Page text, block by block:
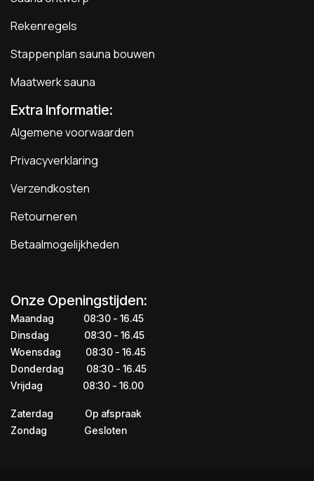
Rekenregels
Stappenplan sauna bouwen
Maatwerk sauna
Extra Informatie:
Algemene voorwaarden
Privacyverklaring
Verzendkosten
Retourneren
Betaalmogelijkheden
Onze Openingstijden:
Maandag
​​​08:30 - 16.45​
Dinsdag
​​​​08:30 - 16.45
Woensdag
​08:30 - 16.45
Donderdag
​​​​​08:30 - 16.45
Vrijdag
​​​​​08:30 - 16.00
Zaterdag
​​Op afspraak
Zondag
​​Gesloten